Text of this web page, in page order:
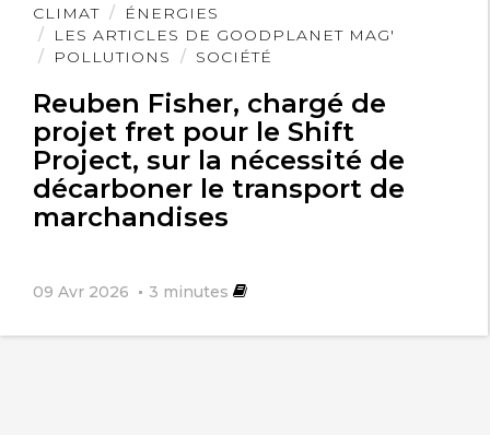
CLIMAT
ÉNERGIES
LES ARTICLES DE GOODPLANET MAG'
POLLUTIONS
SOCIÉTÉ
Reuben Fisher, chargé de
projet fret pour le Shift
Project, sur la nécessité de
décarboner le transport de
marchandises
09 Avr 2026 3 minutes
Lire
l'article